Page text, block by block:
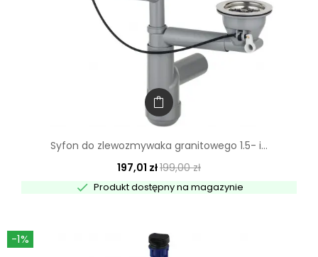
Syfon do zlewozmywaka granitowego 1.5- i...
197,01 zł199,00 zł
 Produkt dostępny na magazynie
-1%